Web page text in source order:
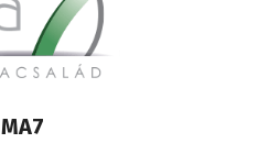
Lábléc
médiacsalád
MA7